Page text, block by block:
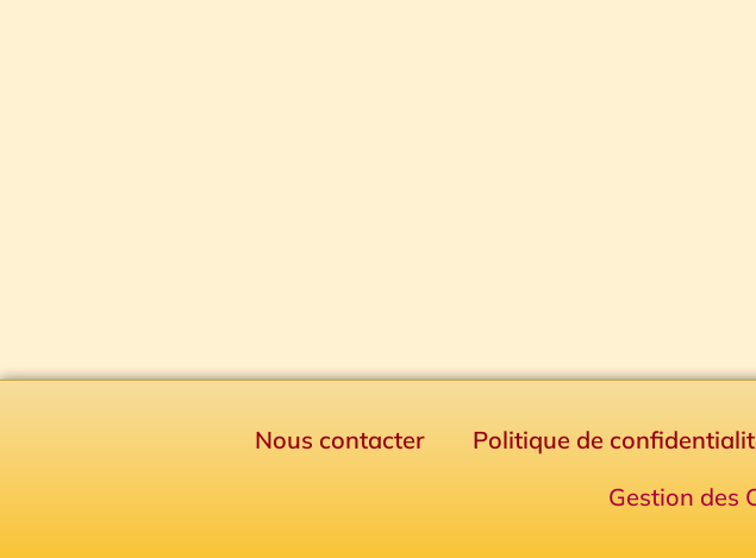
Nous contacter Politique de
Gestion des